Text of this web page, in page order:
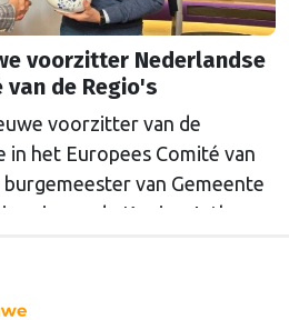
voorzitter Nederlandse
de Regio's
voorzitter van de
in het Europees Comité van
burgemeester van Gemeente
van de Koning Arthur
succesvol in hun